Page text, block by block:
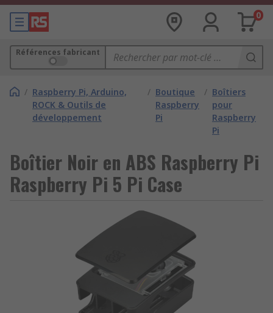
0
Références fabricant
/ Raspberry Pi, Arduino,
ROCK & Outils de
développement
/ Boutique
Raspberry
Pi
/ Boîtiers
pour
Raspberry
Pi
Boîtier Noir en ABS Raspberry Pi
Raspberry Pi 5 Pi Case